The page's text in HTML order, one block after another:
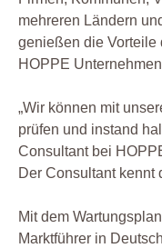
mehreren Ländern
genießen die Vorteile
HOPPE
„Wir können mit
prüfen und instand
Consultant bei
Der Consultant kennt
Mit dem
Marktführer in